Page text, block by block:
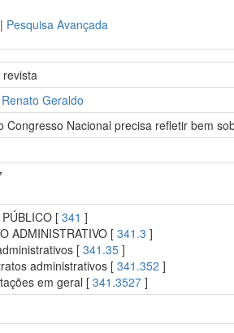
| Pesquisa Avançada
revista
Geraldo
Congresso Nacional precisa refletir bem
PÚBLICO [341 ]
ADMINISTRATIVO [341.3 ]
[341.35 ]
administrativos [341.352 ]
em geral [341.3527 ]